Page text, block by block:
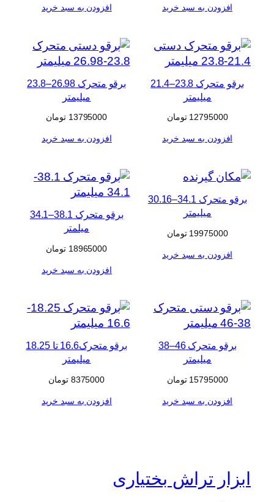
افزودن به سبد خرید افزودن به سبد خرید
برقو متحرک 23.8–21.4
میلیمتر
12795000 تومان
افزودن به سبد خرید
برقو متحرک 26.98–23.8
میلیمتر
13795000 تومان
افزودن به سبد خرید
برقو متحرک 34.1–30.16
میلیمتر
19975000 تومان
افزودن به سبد خرید
برقو متحرک 38.1–34.1
میلمتر
18965000 تومان
افزودن به سبد خرید
برقو متحرک 46–38
میلیمتر
15795000 تومان
افزودن به سبد خرید
برقو متحرک16.6 تا 18.25
میلیمتر
8375000 تومان
افزودن به سبد خرید
ابزار تراش بختیاری